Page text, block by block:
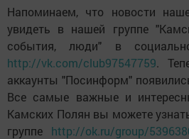
Напоминаем, что новости
увидеть в нашей группе
события, люди" в
http://vk.com/club97547759.
аккаунты "Посинформ"
Все самые важные и
Камских Полян вы можете
группе http://ok.ru/group/